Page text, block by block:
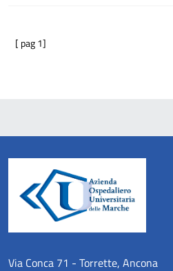
[ pag 1]
Via Conca 71 - Torrette, Ancona